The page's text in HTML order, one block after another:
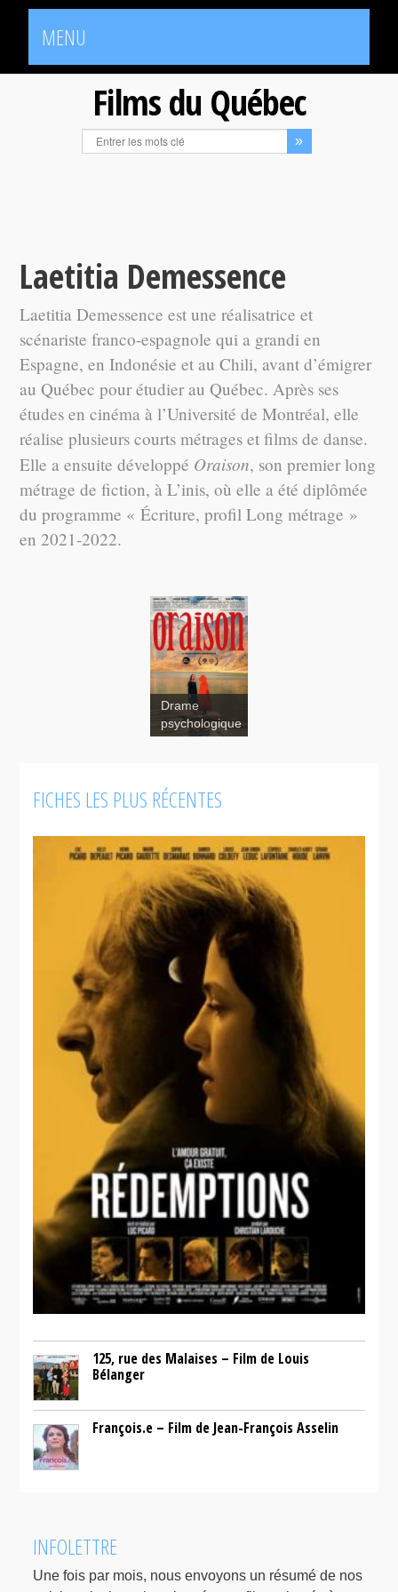
MENU
Films du Québec
Laetitia Demessence
Laetitia Demessence est une réalisatrice et
scénariste franco-espagnole qui a grandi en
Espagne, en Indonésie et au Chili, avant d’émigrer
au Québec pour étudier au Québec. Après ses
études en cinéma à l’Université de Montréal, elle
réalise plusieurs courts métrages et films de danse.
Elle a ensuite développé Oraison, son premier long
métrage de fiction, à L’inis, où elle a été diplômée
du programme « Écriture, profil Long métrage »
en 2021-2022.
Drame
psychologique
FICHES LES PLUS RÉCENTES
125, rue des Malaises – Film de Louis
Bélanger
François.e – Film de Jean-François Asselin
INFOLETTRE
Une fois par mois, nous envoyons un résumé de nos